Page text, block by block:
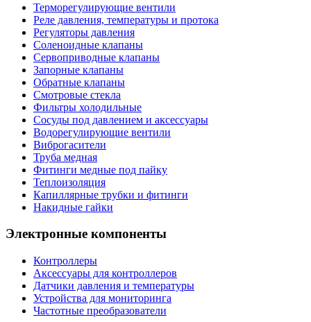
Терморегулирующие вентили
Реле давления, температуры и протока
Регуляторы давления
Соленоидные клапаны
Сервоприводные клапаны
Запорные клапаны
Обратные клапаны
Смотровые стекла
Фильтры холодильные
Сосуды под давлением и аксессуары
Водорегулирующие вентили
Виброгасители
Труба медная
Фитинги медные под пайку
Теплоизоляция
Капиллярные трубки и фитинги
Накидные гайки
Электронные компоненты
Контроллеры
Аксессуары для контроллеров
Датчики давления и температуры
Устройства для мониторинга
Частотные преобразователи